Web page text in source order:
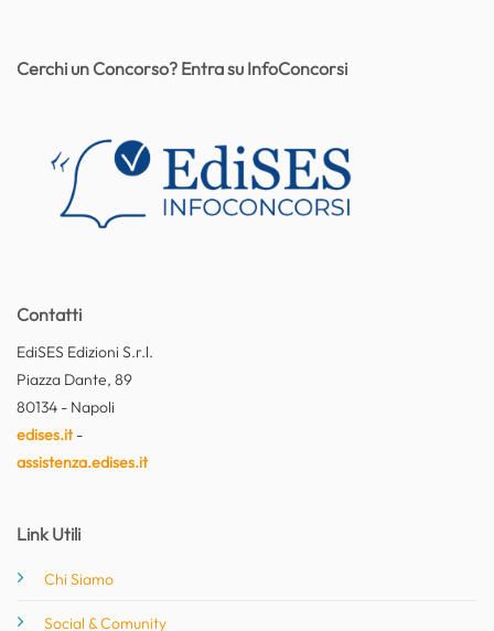
Contatti
EdiSES Edizioni S.r.l.
Piazza Dante, 89
80134 - Napoli
edises.it-
assistenza.edises.it
Link Utili
Chi Siamo
Social & Comunity
Cerchi un Concorso? Entra su InfoConcorsi